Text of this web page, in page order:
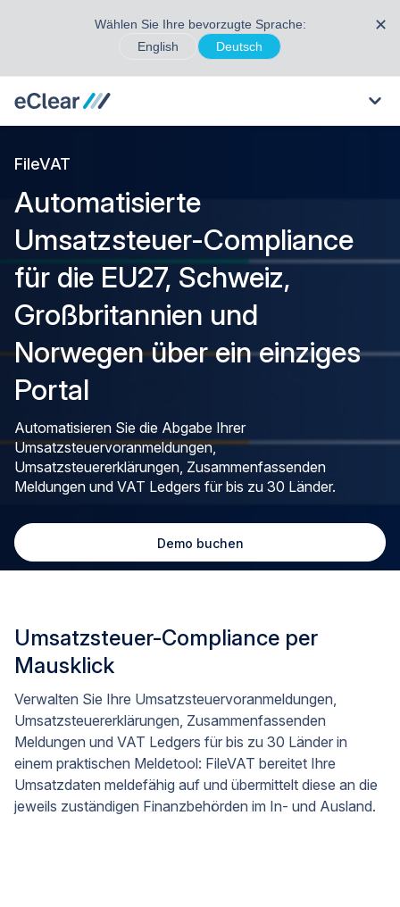
Wählen Sie Ihre bevorzugte Sprache:
English
Deutsch
✕
FileVAT
Automatisierte
Umsatzsteuer-Compliance
für die EU27, Schweiz,
Großbritannien und
Norwegen über ein einziges
Portal
Automatisieren Sie die Abgabe Ihrer
Umsatzsteuervoranmeldungen,
Umsatzsteuererklärungen, Zusammenfassenden
Meldungen und VAT Ledgers für bis zu 30 Länder.
Demo buchen
Umsatzsteuer-Compliance per
Mausklick
Verwalten Sie Ihre Umsatzsteuervoranmeldungen,
Umsatzsteuererklärungen, Zusammenfassenden
Meldungen und VAT Ledgers für bis zu 30 Länder in
einem praktischen Meldetool: FileVAT bereitet Ihre
Umsatzdaten meldefähig auf und übermittelt diese an die
jeweils zuständigen Finanzbehörden im In- und Ausland.